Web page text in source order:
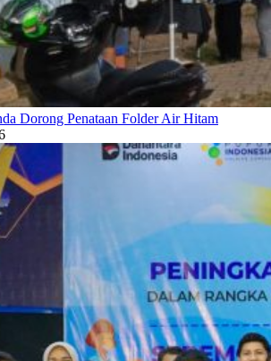
Dorong Penataan Folder Air Hitam